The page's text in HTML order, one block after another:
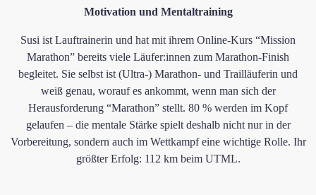
​Motivation und Mentaltraining
​Susi ist Lauftrainerin und hat mit ihrem Online-Kurs “Mission
Marathon” bereits viele Läufer:innen zum Marathon-Finish
begleitet. ​Sie selbst ist ​​(Ultra-) Marathon- und Trailläuferin und
weiß genau, ​worauf es ankommt​, wenn ​man sich der
Herausforderung “Marathon” stellt. 80 % werden im Kopf
gelaufen – die mentale Stärke spielt deshalb nicht nur in der
Vorbereitung, sondern auch im Wettkampf eine wichtige Rolle.​​ Ihr
größter Erfolg: 112 km beim UTML.